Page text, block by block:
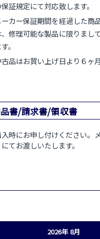
証規定にて対応致します。
ーカー保証期間を経過した商
、修理可能な製品に限りまし
。
古品はお買い上げ日より６ヶ
書/請求書/領収書
時にお申し付けください。
てお渡しいたします。
2026年 8月